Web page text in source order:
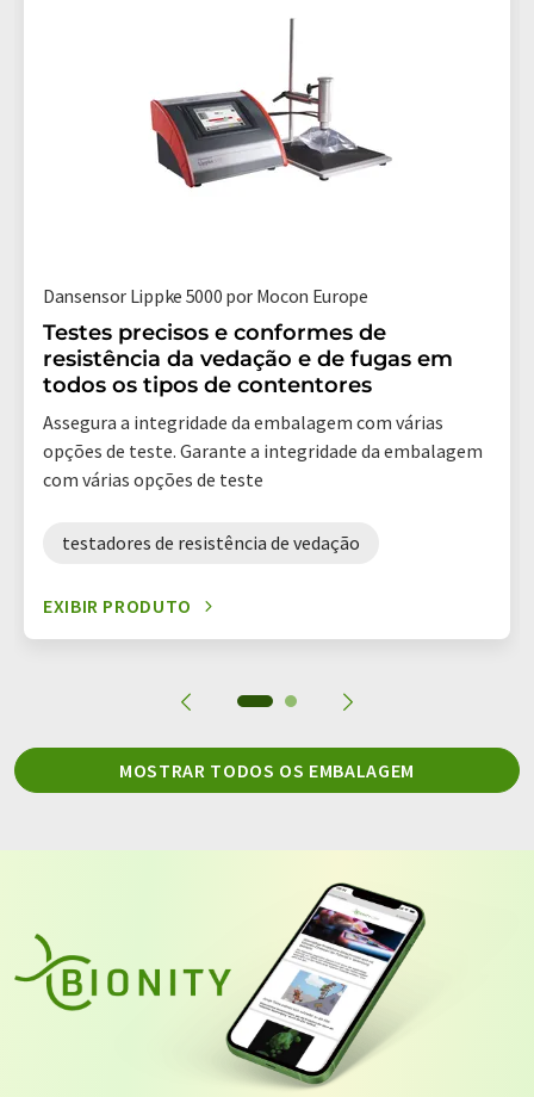
Dansensor Lippke 5000 por Mocon Europe
Testes precisos e conformes de
resistência da vedação e de fugas em
todos os tipos de contentores
Assegura a integridade da embalagem com várias
opções de teste. Garante a integridade da embalagem
com várias opções de teste
testadores de resistência de vedação
EXIBIR PRODUTO
MOSTRAR TODOS OS EMBALAGEM